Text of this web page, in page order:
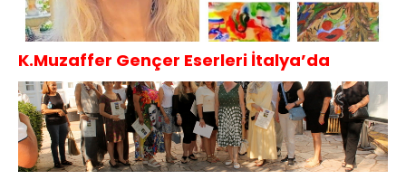
K.Muzaffer Gençer Eserleri İtalya’da